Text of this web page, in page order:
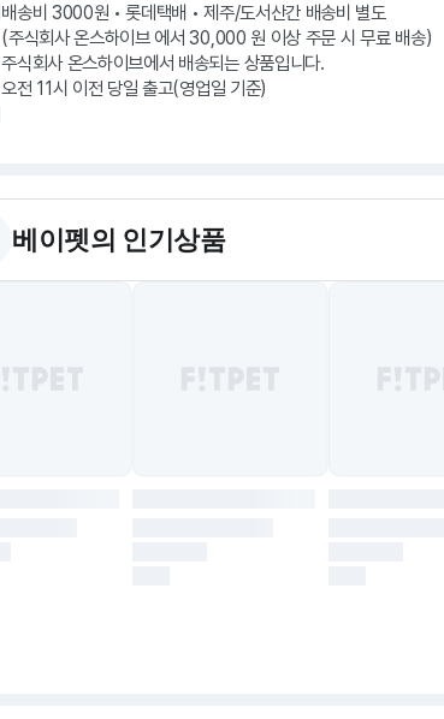
배송비 3000원 • 롯데택배 • 제주/도서산간 배송비 별도
(주식회사 온스하이브 에서 30,000 원 이상 주문 시 무료 배송)
주식회사 온스하이브에서 배송되는 상품입니다.
오전 11시 이전 당일 출고(영업일 기준)
베이펫의 인기상품